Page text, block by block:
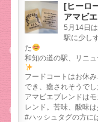
[ヒーロ
アマビ
5月14日
駅に少し
た
和知の道の駅、リニ
フードコートはお休
でき、癒されそうでし
アマビエブレンドは
レンド。苦味、酸味
#ハッシュタグの方に